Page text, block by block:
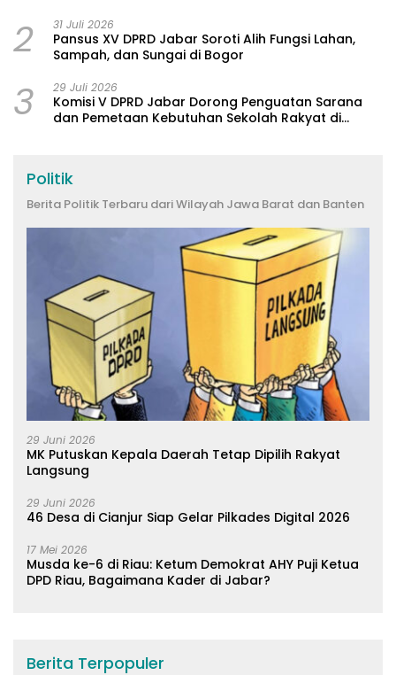
2 31 Juli 2026
Pansus XV DPRD Jabar Soroti Alih Fungsi Lahan,
Sampah, dan Sungai di Bogor
3 29 Juli 2026
Komisi V DPRD Jabar Dorong Penguatan Sarana
dan Pemetaan Kebutuhan Sekolah Rakyat di
Politik
Berita Politik Terbaru dari Wilayah Jawa Barat dan Banten
29 Juni 2026
MK Putuskan Kepala Daerah Tetap Dipilih Rakyat
Langsung
29 Juni 2026
46 Desa di Cianjur Siap Gelar Pilkades Digital 2026
17 Mei 2026
Musda ke-6 di Riau: Ketum Demokrat AHY Puji Ketua
DPD Riau, Bagaimana Kader di Jabar?
Berita Terpopuler